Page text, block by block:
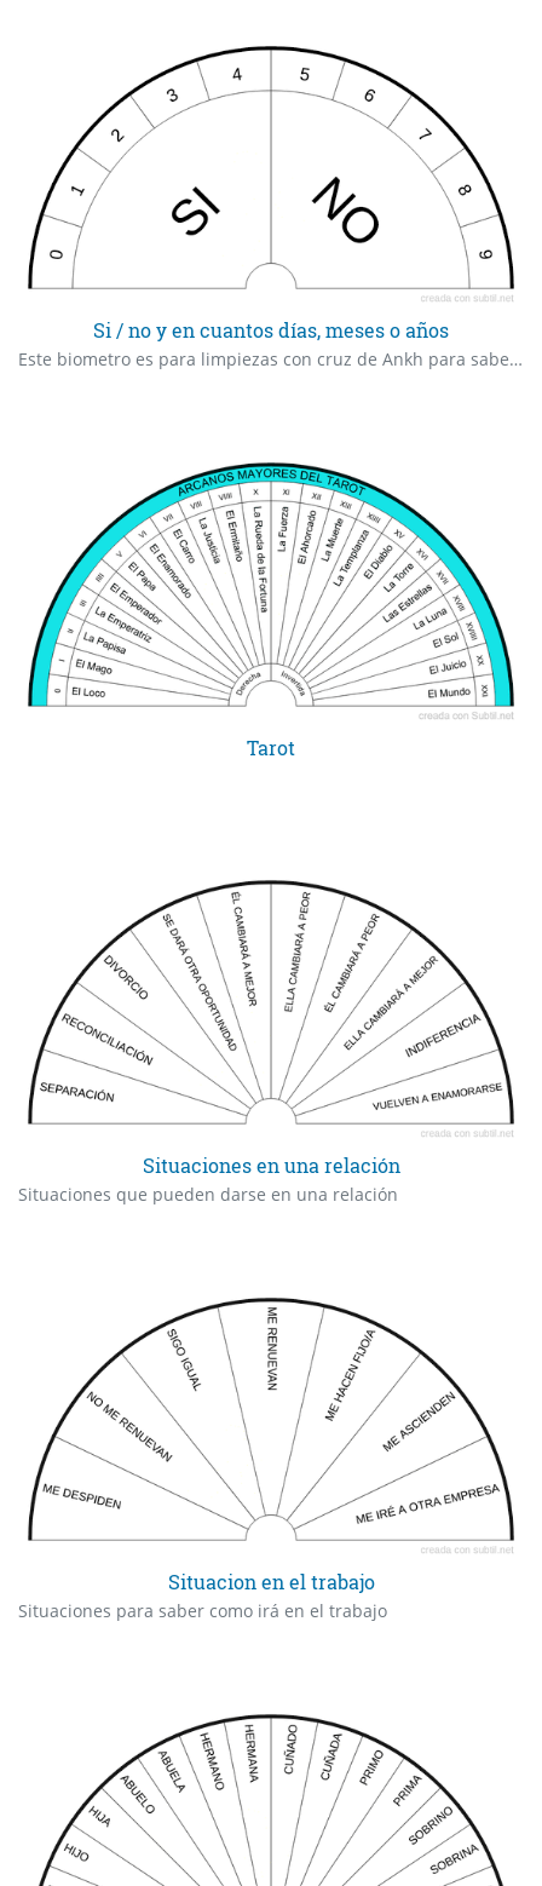
Si / no y en cuantos días, meses o años
Este biometro es para limpiezas con cruz de Ankh para saber si el paciente necesita otra limpieza y en cuanto tiempo. de igual forma puede usarse para otros propósitos
Tarot
Situaciones en una relación
Situaciones que pueden darse en una relación
Situacion en el trabajo
Situaciones para saber como irá en el trabajo